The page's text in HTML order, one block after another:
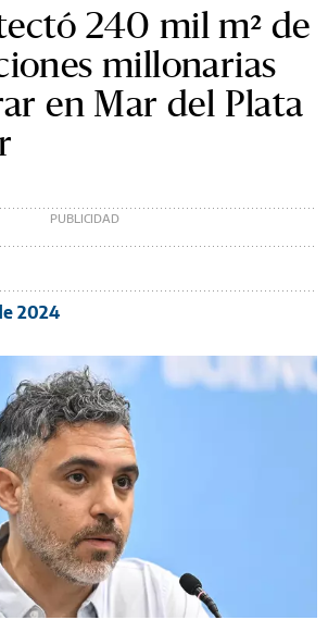
240 mil m² de
millonarias
en Mar del Plata
2024